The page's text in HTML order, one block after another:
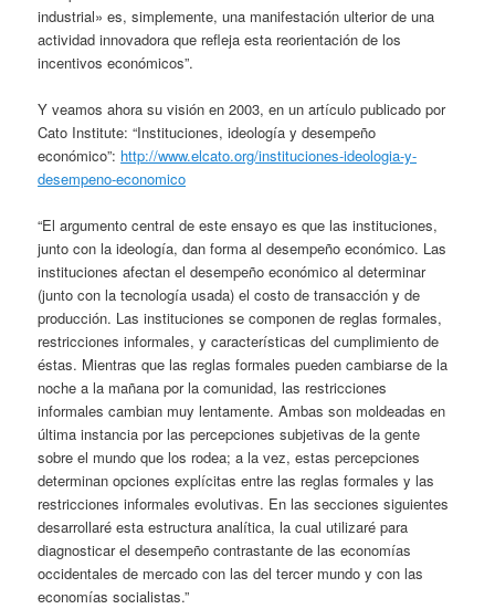
industrial» es, simplemente, una manifestación ulterior de una
actividad innovadora que refleja esta reorientación de los
incentivos económicos”.
Y veamos ahora su visión en 2003, en un artículo publicado por
Cato Institute: “Instituciones, ideología y desempeño
económico”: http://www.elcato.org/instituciones-ideologia-y-
desempeno-economico
“El argumento central de este ensayo es que las instituciones,
junto con la ideología, dan forma al desempeño económico. Las
instituciones afectan el desempeño económico al determinar
(junto con la tecnología usada) el costo de transacción y de
producción. Las instituciones se componen de reglas formales,
restricciones informales, y características del cumplimiento de
éstas. Mientras que las reglas formales pueden cambiarse de la
noche a la mañana por la comunidad, las restricciones
informales cambian muy lentamente. Ambas son moldeadas en
última instancia por las percepciones subjetivas de la gente
sobre el mundo que los rodea; a la vez, estas percepciones
determinan opciones explícitas entre las reglas formales y las
restricciones informales evolutivas. En las secciones siguientes
desarrollaré esta estructura analítica, la cual utilizaré para
diagnosticar el desempeño contrastante de las economías
occidentales de mercado con las del tercer mundo y con las
economías socialistas.”